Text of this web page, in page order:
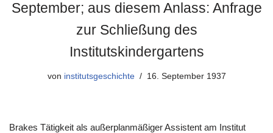
September; aus diesem Anlass: Anfrage
zur Schließung des
Institutskindergartens
von institutsgeschichte 16. September 1937
Brakes Tätigkeit als außerplanmäßiger Assistent am Institut